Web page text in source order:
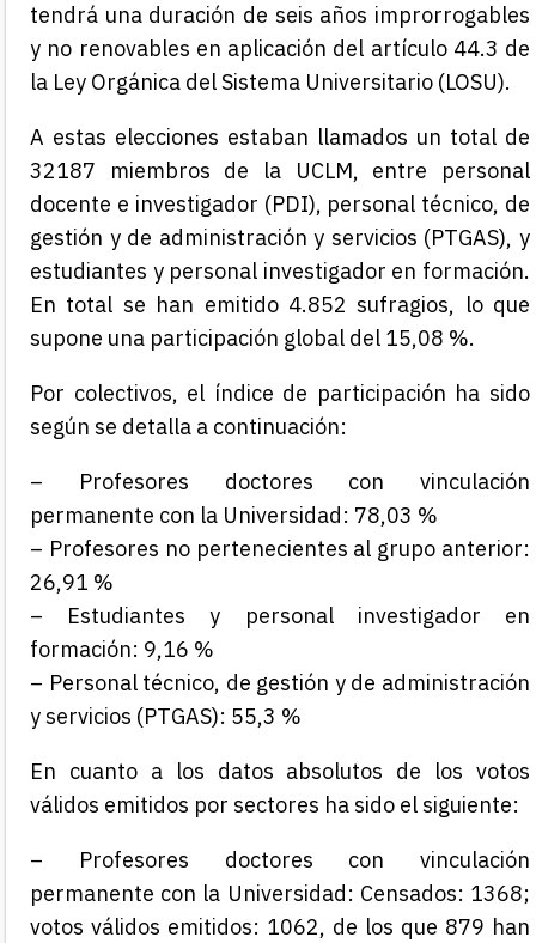
tendrá una duración de seis años improrrogables
y no renovables en aplicación del artículo 44.3 de
la Ley Orgánica del Sistema Universitario (LOSU).
A estas elecciones estaban llamados un total de
32187 miembros de la UCLM, entre personal
docente e investigador (PDI), personal técnico, de
gestión y de administración y servicios (PTGAS), y
estudiantes y personal investigador en formación.
En total se han emitido 4.852 sufragios, lo que
supone una participación global del 15,08 %.
Por colectivos, el índice de participación ha sido
según se detalla a continuación:
– Profesores doctores con vinculación
permanente con la Universidad: 78,03 %
– Profesores no pertenecientes al grupo anterior:
26,91 %
– Estudiantes y personal investigador en
formación: 9,16 %
– Personal técnico, de gestión y de administración
y servicios (PTGAS): 55,3 %
En cuanto a los datos absolutos de los votos
válidos emitidos por sectores ha sido el siguiente:
– Profesores doctores con vinculación
permanente con la Universidad: Censados: 1368;
votos válidos emitidos: 1062, de los que 879 han